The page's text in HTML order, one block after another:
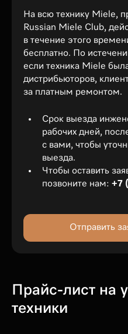
На всю технику Miele,
Russian Miele Club,
в течение этого
бесплатно. По
если техника Miele
дистрибьюторов,
за платным ремонтом.
Срок выезда
рабочих дней,
с вами, чтобы
выезда.
Чтобы оставить
позвоните нам: +7
Отправить
Прайс-лист на
техники